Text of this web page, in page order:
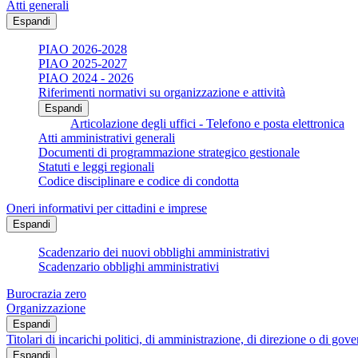
Atti generali
Espandi
PIAO 2026-2028
PIAO 2025-2027
PIAO 2024 - 2026
Riferimenti normativi su organizzazione e attività
Espandi
Articolazione degli uffici - Telefono e posta elettronica
Atti amministrativi generali
Documenti di programmazione strategico gestionale
Statuti e leggi regionali
Codice disciplinare e codice di condotta
Oneri informativi per cittadini e imprese
Espandi
Scadenzario dei nuovi obblighi amministrativi
Scadenzario obblighi amministrativi
Burocrazia zero
Organizzazione
Espandi
Titolari di incarichi politici, di amministrazione, di direzione o di
Espandi